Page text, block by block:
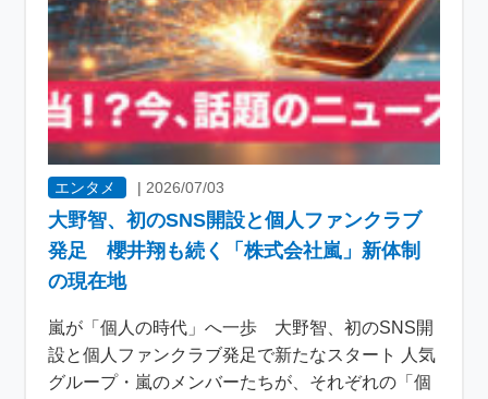
エンタメ |2026/07/03
大野智、初のSNS開設と個人ファンクラブ
発足 櫻井翔も続く「株式会社嵐」新体制
の現在地
嵐が「個人の時代」へ一歩 大野智、初のSNS開
設と個人ファンクラブ発足で新たなスタート 人気
グループ・嵐のメンバーたちが、それぞれの「個